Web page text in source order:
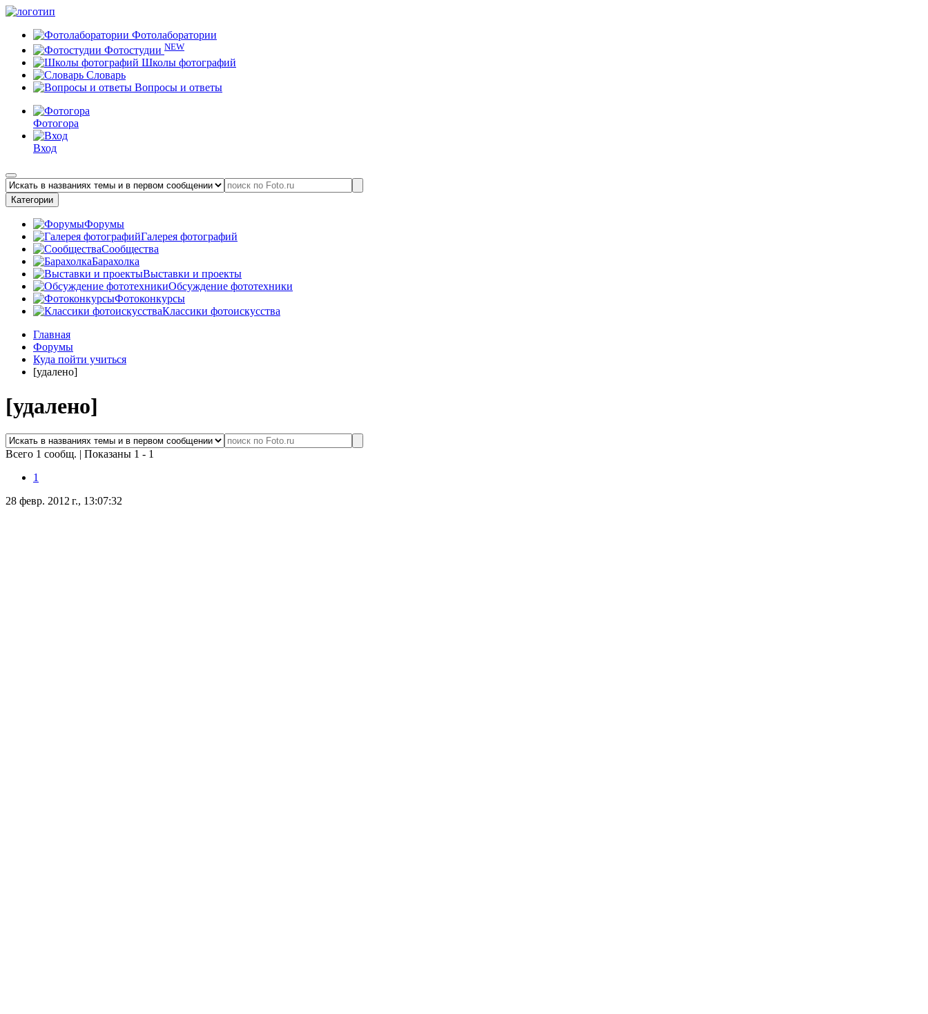
Фотолаборатории
Фотостудии NEW
Школы фотографий
Словарь
Вопросы и ответы
Фотогора
Вход
Категории
Форумы
Галерея фотографий
Сообщества
Барахолка
Выставки и проекты
Обсуждение фототехники
Фотоконкурсы
Классики фотоискусства
Главная
Форумы
Куда пойти учиться
[удалено]
[удалено]
Всего 1 сообщ. | Показаны 1 - 1
1
28 февр. 2012 г., 13:07:32